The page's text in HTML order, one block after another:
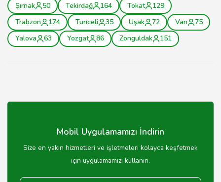
Şırnak
50 Tekirdağ 164 Tokat
129
Trabzon
174 Tunceli 35 Uşak 72 Van
75
Yalova
63 Yozgat 86 Zonguldak 151
Mobil Uygulamamızı İndirin
Size en yakın hizmetleri ve işletmeleri kolayca keşfetmek
için uygulamamızı kullanın.